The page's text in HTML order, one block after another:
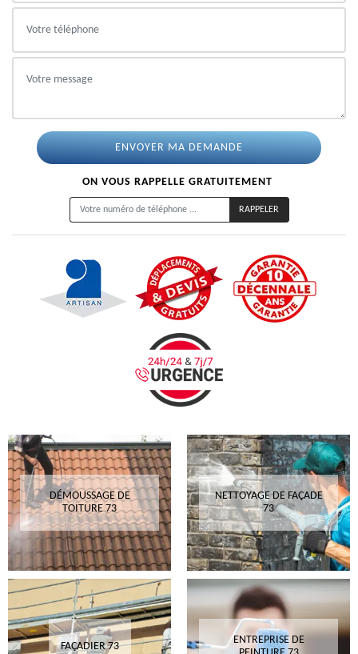
ON VOUS RAPPELLE GRATUITEMENT
DÉMOUSSAGE DE
TOITURE 73
NETTOYAGE DE FAÇADE
73
FAÇADIER 73
ENTREPRISE DE